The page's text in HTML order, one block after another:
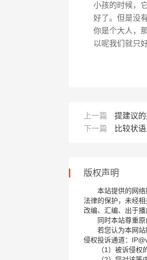
小孩的时候，
好了。但是没
你是个大人，
以呢我们就只
上一篇
提建议
下一篇
比较状
版权声明
本站提供的网
法律的保护，未经
改编、汇编、出于
同时本站尊重
若您认为本网
侵权投诉通道：
（1）被诉侵权